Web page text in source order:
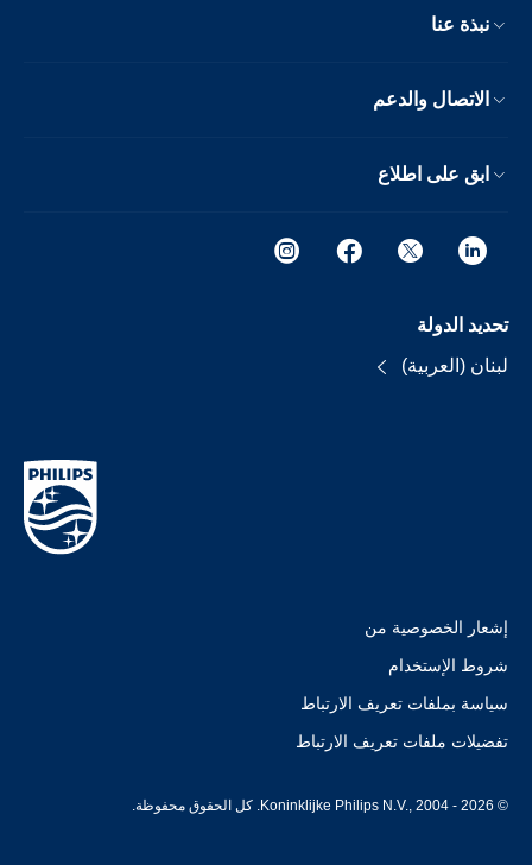
نبذة عنا
الاتصال والدعم
ابق على اطلاع
تحديد الدولة
لبنان (العربية)
إشعار الخصوصية من
شروط الإستخدام
سياسة بملفات تعريف الارتباط
تفضيلات ملفات تعريف الارتباط
© Koninklijke Philips N.V., 2004 - 2026. كل الحقوق محفوظة.